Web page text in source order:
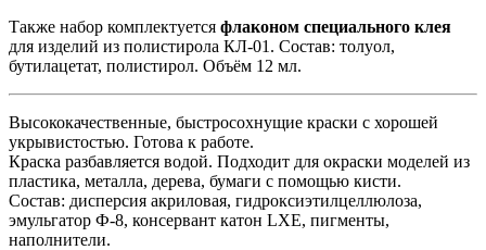
Также набор комплектуется флаконом специального клея
для изделий из полистирола КЛ-01. Состав: толуол,
бутилацетат, полистирол. Объём 12 мл.
Высококачественные, быстросохнущие краски с хорошей
укрывистостью. Готова к работе.
Краска разбавляется водой. Подходит для окраски моделей из
пластика, металла, дерева, бумаги с помощью кисти.
Состав: дисперсия акриловая, гидроксиэтилцеллюлоза,
эмульгатор Ф-8, консервант катон LXE, пигменты,
наполнители.